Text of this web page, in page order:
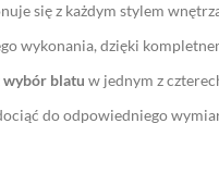
się z każdym stylem
wykonania, dzięki
wybór blatu w jednym z
do odpowiedniego